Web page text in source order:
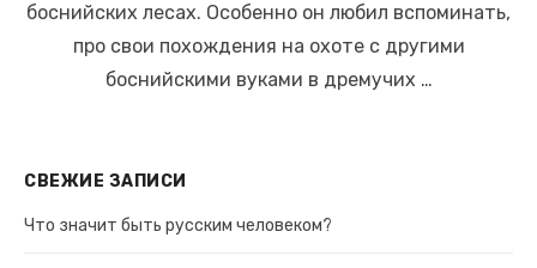
боснийских лесах. Особенно он любил вспоминать,
про свои похождения на охоте с другими
боснийскими вуками в дремучих …
СВЕЖИЕ ЗАПИСИ
Что значит быть русским человеком?